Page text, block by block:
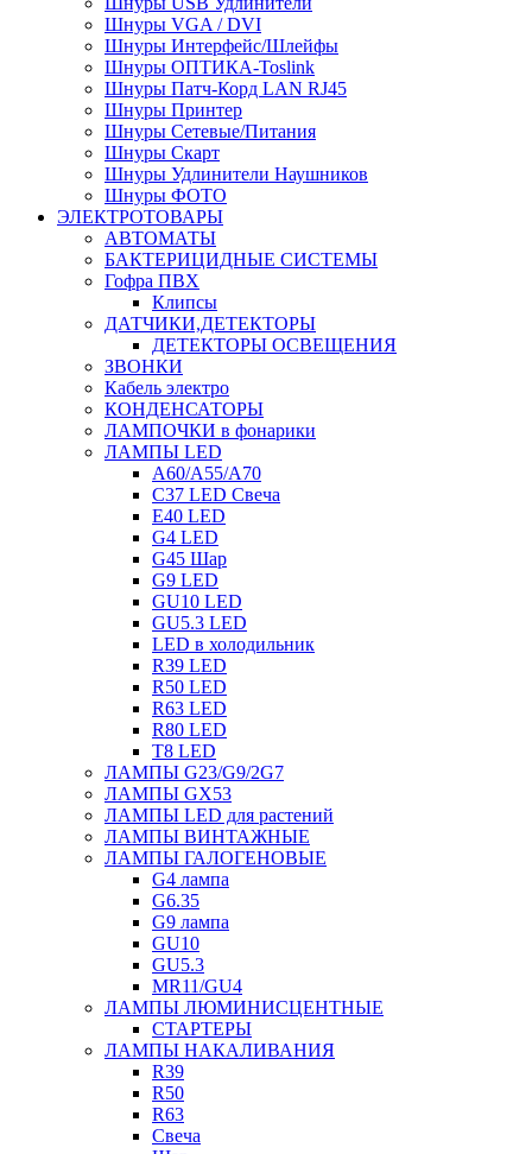
Шнуры VGA / DVI
Шнуры Интерфейс/Шлейфы
Шнуры ОПТИКА-Toslink
Шнуры Патч-Корд LAN RJ45
Шнуры Принтер
Шнуры Сетевые/Питания
Шнуры Скарт
Шнуры Удлинители Наушников
Шнуры ФОТО
ЭЛЕКТРОТОВАРЫ
АВТОМАТЫ
БАКТЕРИЦИДНЫЕ СИСТЕМЫ
Гофра ПВХ
Клипсы
ДАТЧИКИ,ДЕТЕКТОРЫ
ДЕТЕКТОРЫ ОСВЕЩЕНИЯ
ЗВОНКИ
Кабель электро
КОНДЕНСАТОРЫ
ЛАМПОЧКИ в фонарики
ЛАМПЫ LED
A60/A55/A70
C37 LED Свеча
E40 LED
G4 LED
G45 Шар
G9 LED
GU10 LED
GU5.3 LED
LED в холодильник
R39 LED
R50 LED
R63 LED
R80 LED
T8 LED
ЛАМПЫ G23/G9/2G7
ЛАМПЫ GX53
ЛАМПЫ LED для растений
ЛАМПЫ ВИНТАЖНЫЕ
ЛАМПЫ ГАЛОГЕНОВЫЕ
G4 лампа
G6.35
G9 лампа
GU10
GU5.3
MR11/GU4
ЛАМПЫ ЛЮМИНИСЦЕНТНЫЕ
СТАРТЕРЫ
ЛАМПЫ НАКАЛИВАНИЯ
R39
R50
R63
Свеча